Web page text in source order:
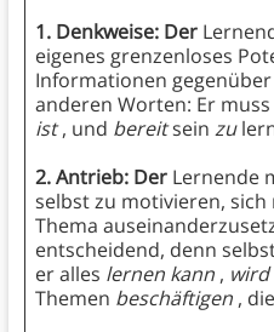
1. Denkweise: Der
eigenes grenzenloses
Informationen
anderen Worten: Er
ist, und bereitsein zu
2. Antrieb: Der Lernende
selbst zu motivieren,
Thema
entscheidend, denn
er alles lernen kann , wird
Themen beschäftigen ,